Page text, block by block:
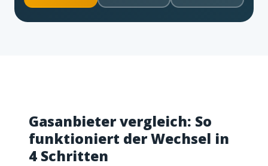
Gasanbieter vergleich: So
funktioniert der Wechsel in
4 Schritten